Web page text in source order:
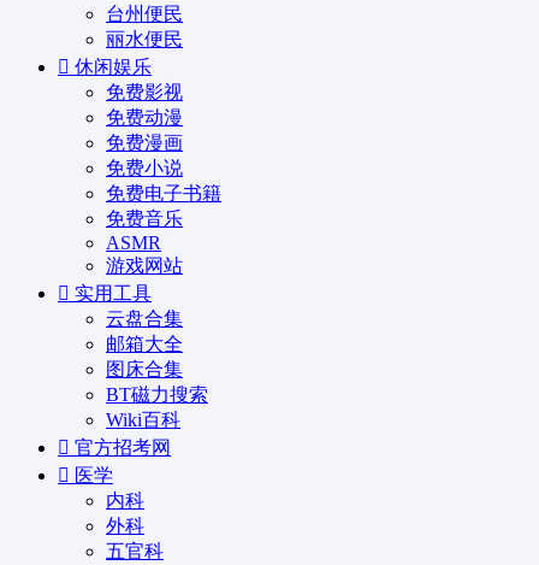
台州便民
丽水便民
休闲娱乐
免费影视
免费动漫
免费漫画
免费小说
免费电子书籍
免费音乐
ASMR
游戏网站
实用工具
云盘合集
邮箱大全
图床合集
BT磁力搜索
Wiki百科
官方招考网
医学
内科
外科
五官科